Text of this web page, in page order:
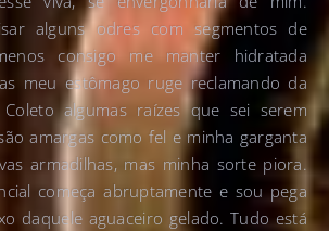
alguns odres com segmentos de
consigo me manter hidratada
meu estômago ruge reclamando da
algumas raízes que sei serem
amargas como fel e minha garganta
armadilhas, mas minha sorte piora.
começa abruptamente e sou pega
daquele aguaceiro gelado. Tudo está